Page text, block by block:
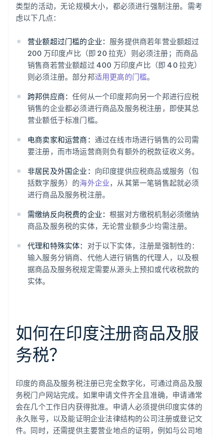
类型的活动，无论规模大小，都必须进行强制注册。需考
虑以下几点：
营业额超过门槛的企业： 服务提供商若年营业额超过
200 万印度卢比（即 20 拉克）则必须注册；而商品
销售商若营业额超过 400 万印度卢比（即 40 拉克）
则必须注册。部分邦适用更高的门槛。
跨邦供应商：任何从一个印度邦向另一个邦进行应税
销售的企业都必须进行商品及服务税注册，即使其总
营业额低于标准门槛。
电商卖家和运营商： 通过在线市场进行销售的公司需
要注册，而市场运营商则负有额外的税款征收义务。
非居民及外国企业： 向印度提供应税商品或服务（包
括数字服务）的海外企业，从其第一笔销售起就必须
进行商品及服务税注册。
需缴纳反向税费的企业：根据对方缴税机制必须缴纳
商品及服务税的实体，无论营业额多少均需注册。
代理和特殊实体： 对于以下实体，注册是强制性的：
输入服务分销商、代他人进行销售的代理人，以及根
据商品及服务税规定需要从源头上预扣或代收税款的
实体。
如何在印度注册商品及服
务税？
印度的商品及服务税注册已完全数字化，可通过商品及服
务税门户网站完成。如果申请文件齐全且准确，申请通常
会在几个工作日内获得批准。申请人必须提供印度实体的
永久账号，以及能证明企业法律结构的公司注册或登记文
件。同时，还需提供主要营业地点的证明，例如与公司地